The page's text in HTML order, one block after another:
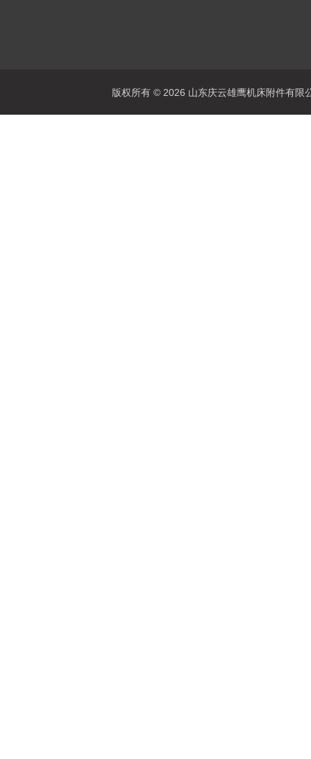
版权所有 © 2026 山东庆云雄鹰机床附件有